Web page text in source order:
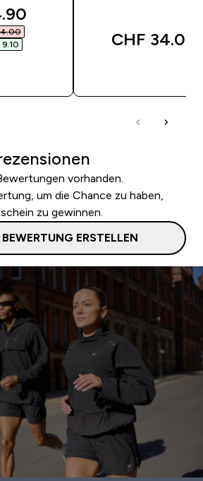
price
9.10‎
CHF 34.00‎
vorhanden.
um die Chance zu haben,
zu gewinnen.
BEWERTUNG ERSTELLEN